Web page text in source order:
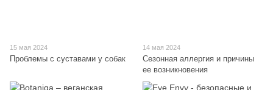
15 мая 2024
Проблемы с суставами у собак
14 мая 2024
Сезонная аллергия и причины
ее возникновения